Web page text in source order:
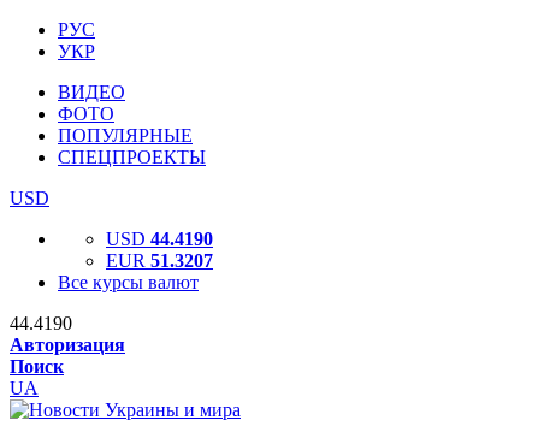
РУС
УКР
ВИДЕО
ФОТО
ПОПУЛЯРНЫЕ
СПЕЦПРОЕКТЫ
USD
USD 44.4190
EUR 51.3207
Все курсы валют
44.4190
Авторизация
Поиск
UA